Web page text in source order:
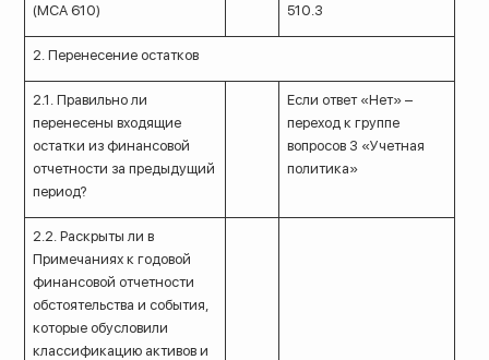
(МСА 610)
510.3
2. Перенесение остатков
2.1. Правильно ли
перенесены входящие
остатки из финансовой
отчетности за предыдущий
период?
Если ответ «Нет» –
переход к группе
вопросов 3 «Учетная
политика»
2.2. Раскрыты ли в
Примечаниях к годовой
финансовой отчетности
обстоятельства и события,
которые обусловили
классификацию активов и